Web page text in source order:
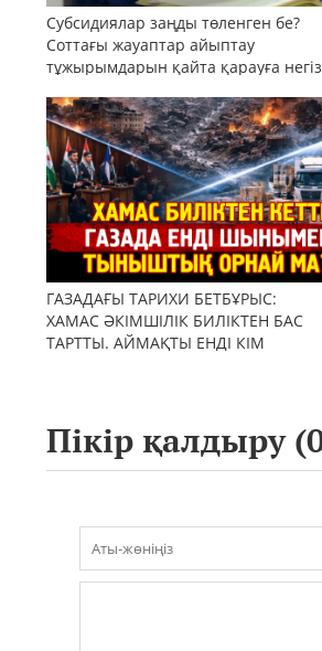
Субсидиялар заңды төленген бе?
Соттағы жауаптар айыптау
тұжырымдарын қайта қарауға негіз
ГАЗАДАҒЫ ТАРИХИ БЕТБҰРЫС:
ХАМАС ӘКІМШІЛІК БИЛІКТЕН БАС
ТАРТТЫ. АЙМАҚТЫ ЕНДІ КІМ
Пікір қалдыру (